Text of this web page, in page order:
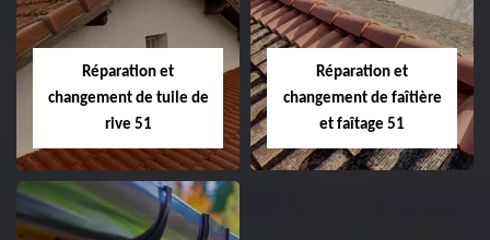
et toiture 51
Marne
toiture 51
Réparation et
changement de tuile de
rive 51
Réparation et
changement de faîtière
et faîtage 51